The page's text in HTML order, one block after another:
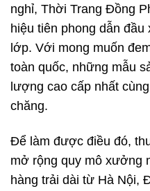
nghỉ, Thời Trang Đồng
hiệu tiên phong dẫn
lớp. Với mong muốn
toàn quốc, những mẫu
lượng cao cấp nhất
chăng.
Để làm được điều đó,
mở rộng quy mô xưởng
hàng trải dài từ Hà Nội,